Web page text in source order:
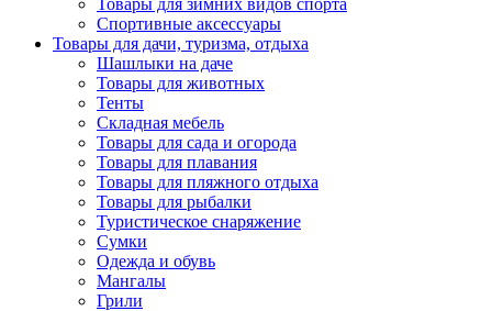
Товары для зимних видов спорта
Спортивные аксессуары
Товары для дачи, туризма, отдыха
Шашлыки на даче
Товары для животных
Тенты
Складная мебель
Товары для сада и огорода
Товары для плавания
Товары для пляжного отдыха
Товары для рыбалки
Туристическое снаряжение
Сумки
Одежда и обувь
Мангалы
Грили